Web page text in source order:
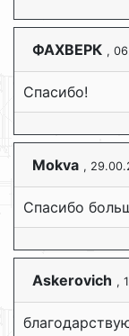
ФАХВЕРК ,
Спасибо!
Mokva ,
Спасибо
Askerovich ,